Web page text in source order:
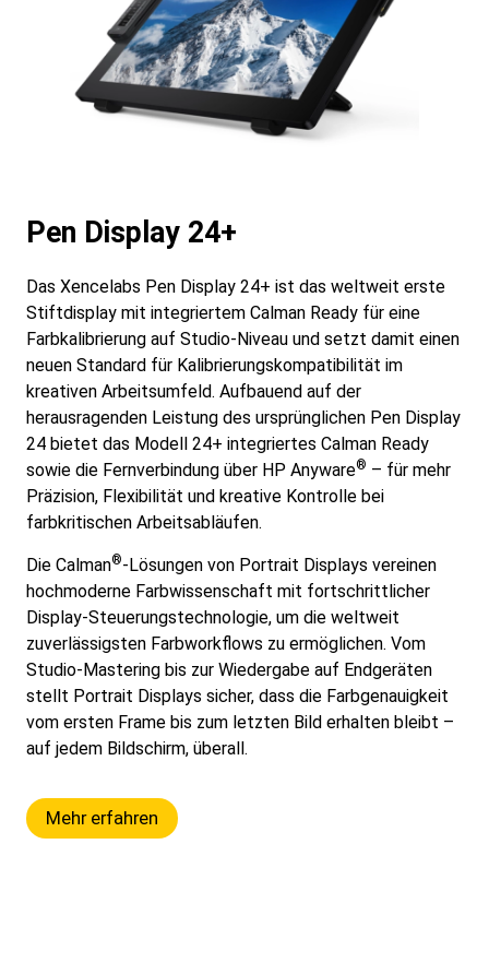
Pen Display 24+
Das Xencelabs Pen Display 24+ ist das weltweit erste
Stiftdisplay mit integriertem Calman Ready für eine
Farbkalibrierung auf Studio-Niveau und setzt damit einen
neuen Standard für Kalibrierungskompatibilität im
kreativen Arbeitsumfeld. Aufbauend auf der
herausragenden Leistung des ursprünglichen Pen Display
24 bietet das Modell 24+ integriertes Calman Ready
sowie die Fernverbindung über HP Anyware® – für mehr
Präzision, Flexibilität und kreative Kontrolle bei
farbkritischen Arbeitsabläufen.
Die Calman®-Lösungen von Portrait Displays vereinen
hochmoderne Farbwissenschaft mit fortschrittlicher
Display-Steuerungstechnologie, um die weltweit
zuverlässigsten Farbworkflows zu ermöglichen. Vom
Studio-Mastering bis zur Wiedergabe auf Endgeräten
stellt Portrait Displays sicher, dass die Farbgenauigkeit
vom ersten Frame bis zum letzten Bild erhalten bleibt –
auf jedem Bildschirm, überall.
Mehr erfahren